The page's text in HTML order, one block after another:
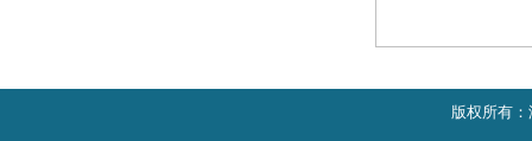
版权所有